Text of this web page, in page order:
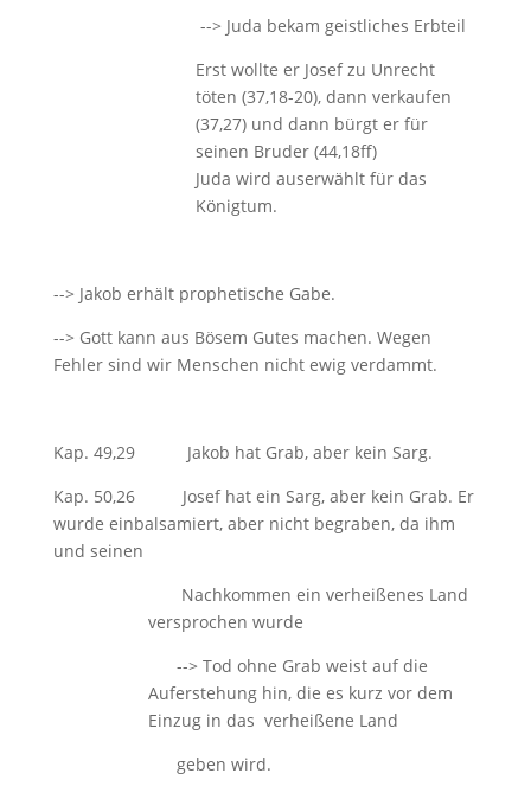
--> Juda bekam geistliches Erbteil
Erst wollte er Josef zu Unrecht
töten (37,18-20), dann verkaufen
(37,27) und dann bürgt er für
seinen Bruder (44,18ff)
Juda wird auserwählt für das
Königtum.
--> Jakob erhält prophetische Gabe.
--> Gott kann aus Bösem Gutes machen. Wegen
Fehler sind wir Menschen nicht ewig verdammt.
Kap. 49,29 Jakob hat Grab, aber kein Sarg.
Kap. 50,26 Josef hat ein Sarg, aber kein Grab. Er
wurde einbalsamiert, aber nicht begraben, da ihm
und seinen
Nachkommen ein verheißenes Land
versprochen wurde
--> Tod ohne Grab weist auf die
Auferstehung hin, die es kurz vor dem
Einzug in das verheißene Land
geben wird.